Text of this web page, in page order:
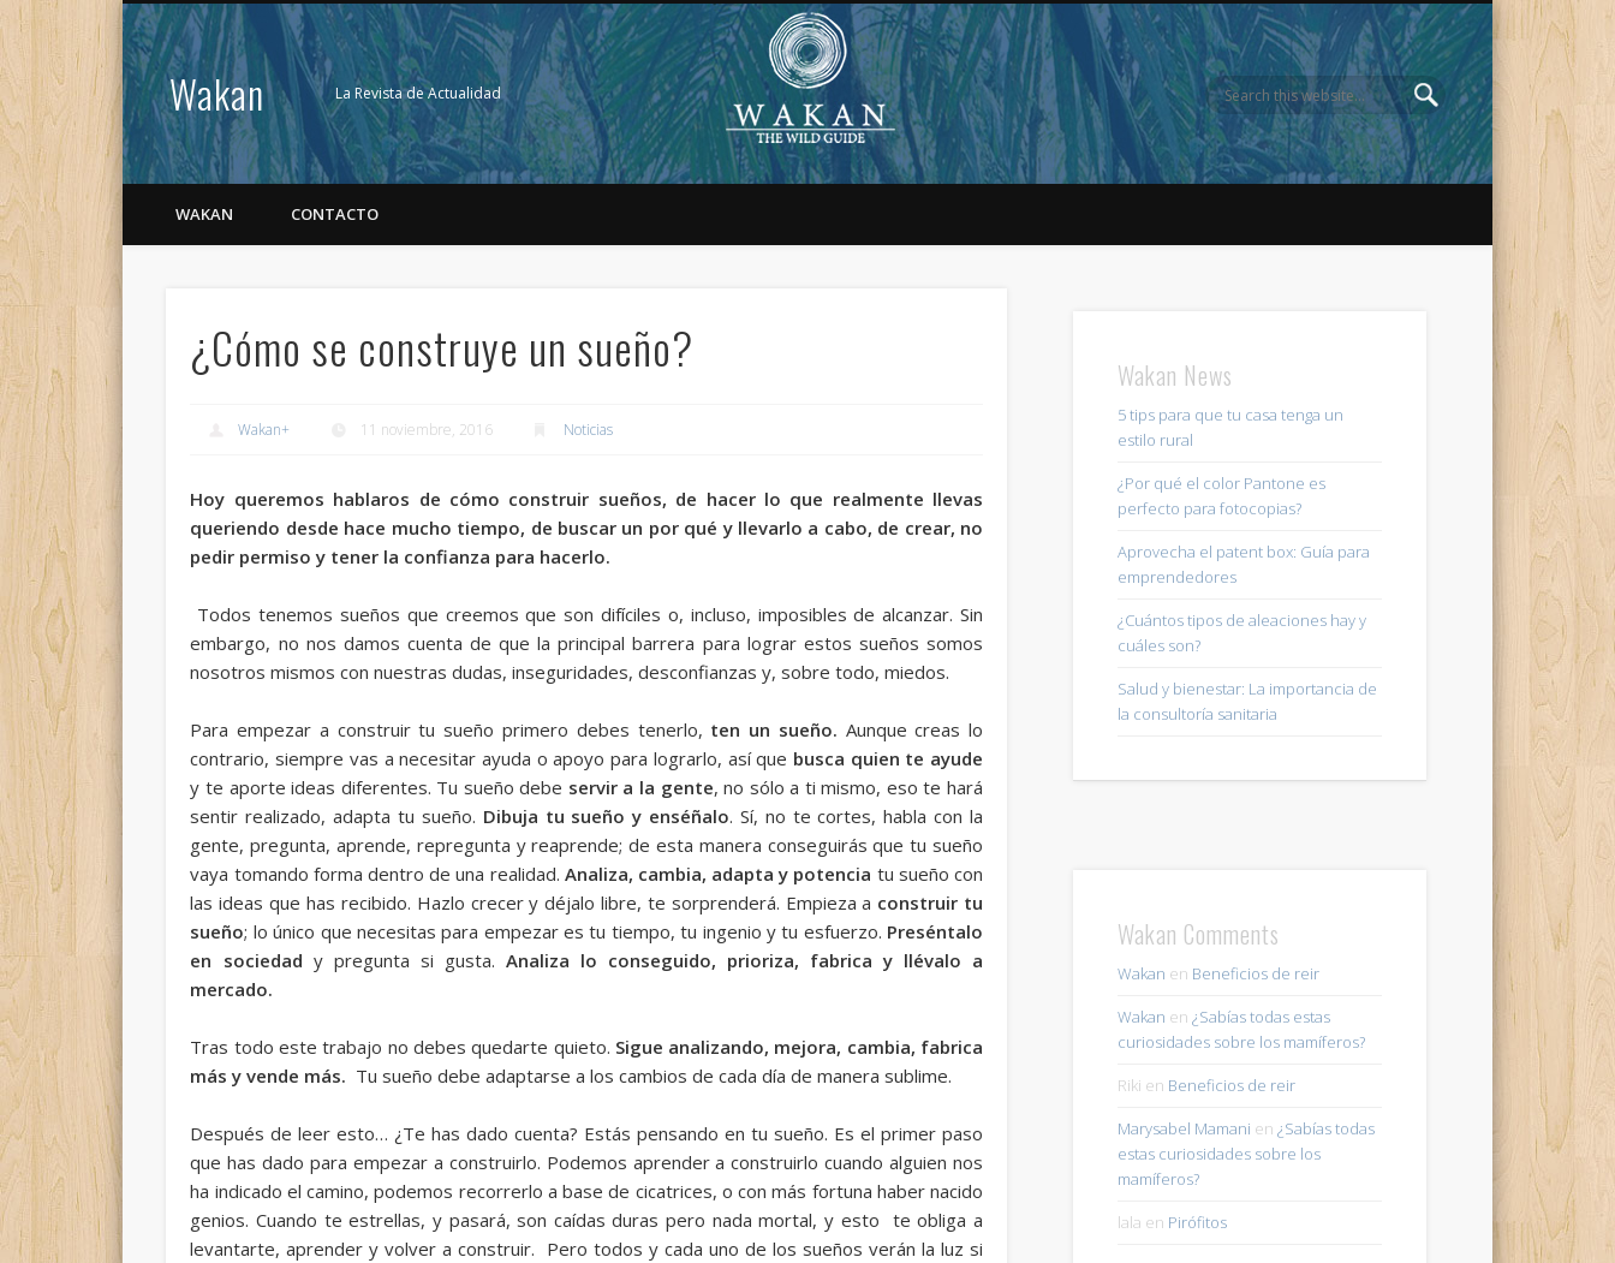
Wakan La Revista de Actualidad
WAKAN CONTACTO
¿Cómo se construye un sueño?
Wakan+ 11 noviembre, 2016 Noticias
Hoy queremos hablaros de cómo construir sueños, de hacer lo que realmente llevas
queriendo desde hace mucho tiempo, de buscar un por qué y llevarlo a cabo, de crear, no
pedir permiso y tener la confianza para hacerlo.
Todos tenemos sueños que creemos que son difíciles o, incluso, imposibles de alcanzar. Sin
embargo, no nos damos cuenta de que la principal barrera para lograr estos sueños somos
nosotros mismos con nuestras dudas, inseguridades, desconfianzas y, sobre todo, miedos.
Para empezar a construir tu sueño primero debes tenerlo, ten un sueño. Aunque creas lo
contrario, siempre vas a necesitar ayuda o apoyo para lograrlo, así que busca quien te ayude
y te aporte ideas diferentes. Tu sueño debe servir a la gente, no sólo a ti mismo, eso te hará
sentir realizado, adapta tu sueño. Dibuja tu sueño y enséñalo. Sí, no te cortes, habla con la
gente, pregunta, aprende, repregunta y reaprende; de esta manera conseguirás que tu sueño
vaya tomando forma dentro de una realidad. Analiza, cambia, adapta y potencia tu sueño con
las ideas que has recibido. Hazlo crecer y déjalo libre, te sorprenderá. Empieza a construir tu
sueño; lo único que necesitas para empezar es tu tiempo, tu ingenio y tu esfuerzo. Preséntalo
en sociedad y pregunta si gusta. Analiza lo conseguido, prioriza, fabrica y llévalo a
mercado.
Tras todo este trabajo no debes quedarte quieto. Sigue analizando, mejora, cambia, fabrica
más y vende más. Tu sueño debe adaptarse a los cambios de cada día de manera sublime.
Después de leer esto… ¿Te has dado cuenta? Estás pensando en tu sueño. Es el primer paso
que has dado para empezar a construirlo. Podemos aprender a construirlo cuando alguien nos
ha indicado el camino, podemos recorrerlo a base de cicatrices, o con más fortuna haber nacido
genios. Cuando te estrellas, y pasará, son caídas duras pero nada mortal, y esto te obliga a
levantarte, aprender y volver a construir. Pero todos y cada uno de los sueños verán la luz si
Wakan News
5 tips para que tu casa tenga un
estilo rural
¿Por qué el color Pantone es
perfecto para fotocopias?
Aprovecha el patent box: Guía para
emprendedores
¿Cuántos tipos de aleaciones hay y
cuáles son?
Salud y bienestar: La importancia de
la consultoría sanitaria
Wakan Comments
Wakan en Beneficios de reir
Wakan en ¿Sabías todas estas
curiosidades sobre los mamíferos?
Riki en Beneficios de reir
Marysabel Mamani en ¿Sabías todas
estas curiosidades sobre los
mamíferos?
lala en Pirófitos